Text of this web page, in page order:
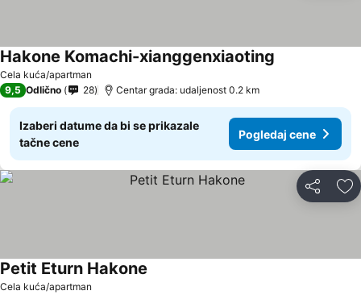
Cela kuća/apartman
Hakone Komachi-xianggenxiaoting
9,5 Odlično 28 Centar grada: udaljenost 0.2 km
Izaberi datume da bi se prikazale
tačne cene
Pogledaj cene
Deli
Cela kuća/apartman
Petit Eturn Hakone